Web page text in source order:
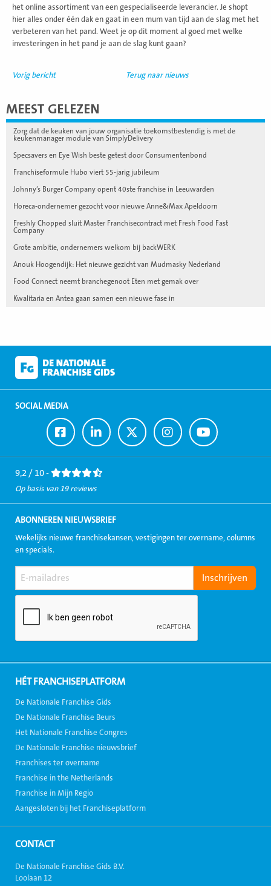
het online assortiment van een gespecialiseerde leverancier. Je shopt
hier alles onder één dak en gaat in een mum van tijd aan de slag met het
verbeteren van het pand. Weet je op dit moment al goed met welke
investeringen in het pand je aan de slag kunt gaan?
Vorig bericht Terug naar nieuws
MEEST GELEZEN
Zorg dat de keuken van jouw organisatie toekomstbestendig is met de
keukenmanager module van SimplyDelivery
Specsavers en Eye Wish beste getest door Consumentenbond
Franchiseformule Hubo viert 55-jarig jubileum
Johnny’s Burger Company opent 40ste franchise in Leeuwarden
Horeca-ondernemer gezocht voor nieuwe Anne&Max Apeldoorn
Freshly Chopped sluit Master Franchisecontract met Fresh Food Fast
Company
Grote ambitie, ondernemers welkom bij backWERK
Anouk Hoogendijk: Het nieuwe gezicht van Mudmasky Nederland
Food Connect neemt branchegenoot Eten met gemak over
Kwalitaria en Antea gaan samen een nieuwe fase in
SOCIAL MEDIA
Ga
naar
Facebook
Ga
naar
LinkedIn
Ga
naar
Twitter
Ga
naar
Instagram
Ga
naar
Youtube
9,2 / 10 -
Op basis van 19 reviews
ABONNEREN NIEUWSBRIEF
Wekelijks nieuwe franchisekansen, vestigingen ter overname, columns
en specials.
HÉT FRANCHISEPLATFORM
De Nationale Franchise Gids
De Nationale Franchise Beurs
Het Nationale Franchise Congres
De Nationale Franchise nieuwsbrief
Franchises ter overname
Franchise in the Netherlands
Franchise in Mijn Regio
Aangesloten bij het Franchiseplatform
CONTACT
De Nationale Franchise Gids B.V.
Loolaan 12